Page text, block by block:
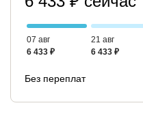
07 авг
6 433 ₽
21 авг
6 433 ₽
Без переплат